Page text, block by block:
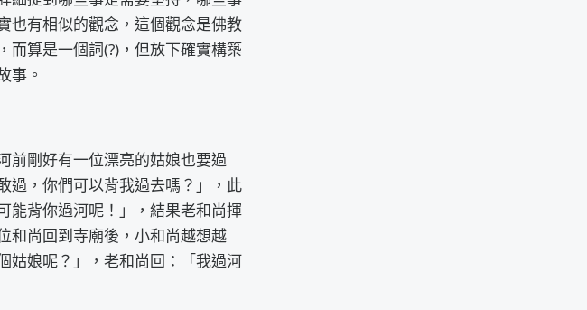
也有相似的觀念，這個觀念是佛教
而算是一個詞(?)，但放下確實構築
事。
前剛好有一位漂亮的姑娘也要過
過，你們可以背我過去嗎？」，此
能背你過河呢！」，結果老和尚揮
和尚回到寺廟後，小和尚越想越
姑娘呢？」，老和尚回：「我過河